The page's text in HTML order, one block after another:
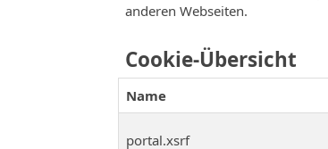
anderen Webseiten.
Cookie-Übersicht
Name
portal.xsrf